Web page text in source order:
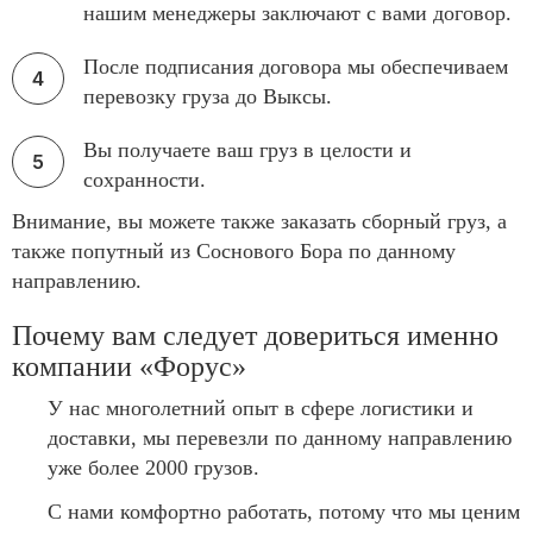
нашим менеджеры заключают с вами договор.
После подписания договора мы обеспечиваем
перевозку груза до Выксы.
Вы получаете ваш груз в целости и
сохранности.
Внимание, вы можете также заказать сборный груз, а
также попутный из Соснового Бора по данному
направлению.
Почему вам следует довериться именно
компании «Форус»
У нас многолетний опыт в сфере логистики и
доставки, мы перевезли по данному направлению
уже более 2000 грузов.
С нами комфортно работать, потому что мы ценим